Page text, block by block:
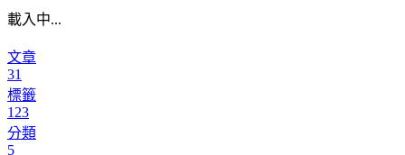
載入中...
文章
31
標籤
123
分類
5